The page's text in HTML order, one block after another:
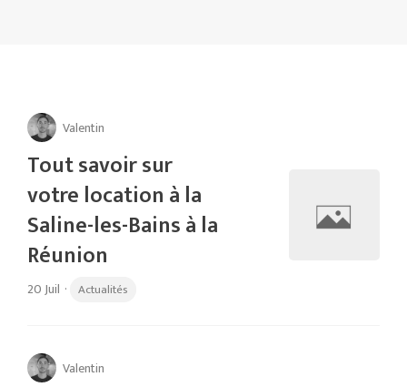
Valentin
Tout savoir sur
votre location à la
Saline-les-Bains à la
Réunion
20 Juil · Actualités
Valentin